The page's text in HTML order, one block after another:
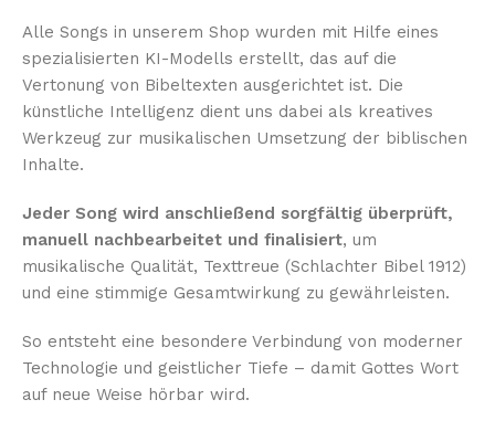
Alle Songs in unserem Shop wurden mit Hilfe eines
spezialisierten KI-Modells erstellt, das auf die
Vertonung von Bibeltexten ausgerichtet ist. Die
künstliche Intelligenz dient uns dabei als kreatives
Werkzeug zur musikalischen Umsetzung der biblischen
Inhalte.
Jeder Song wird anschließend sorgfältig überprüft,
manuell nachbearbeitet und finalisiert, um
musikalische Qualität, Texttreue (Schlachter Bibel 1912)
und eine stimmige Gesamtwirkung zu gewährleisten.
So entsteht eine besondere Verbindung von moderner
Technologie und geistlicher Tiefe – damit Gottes Wort
auf neue Weise hörbar wird.